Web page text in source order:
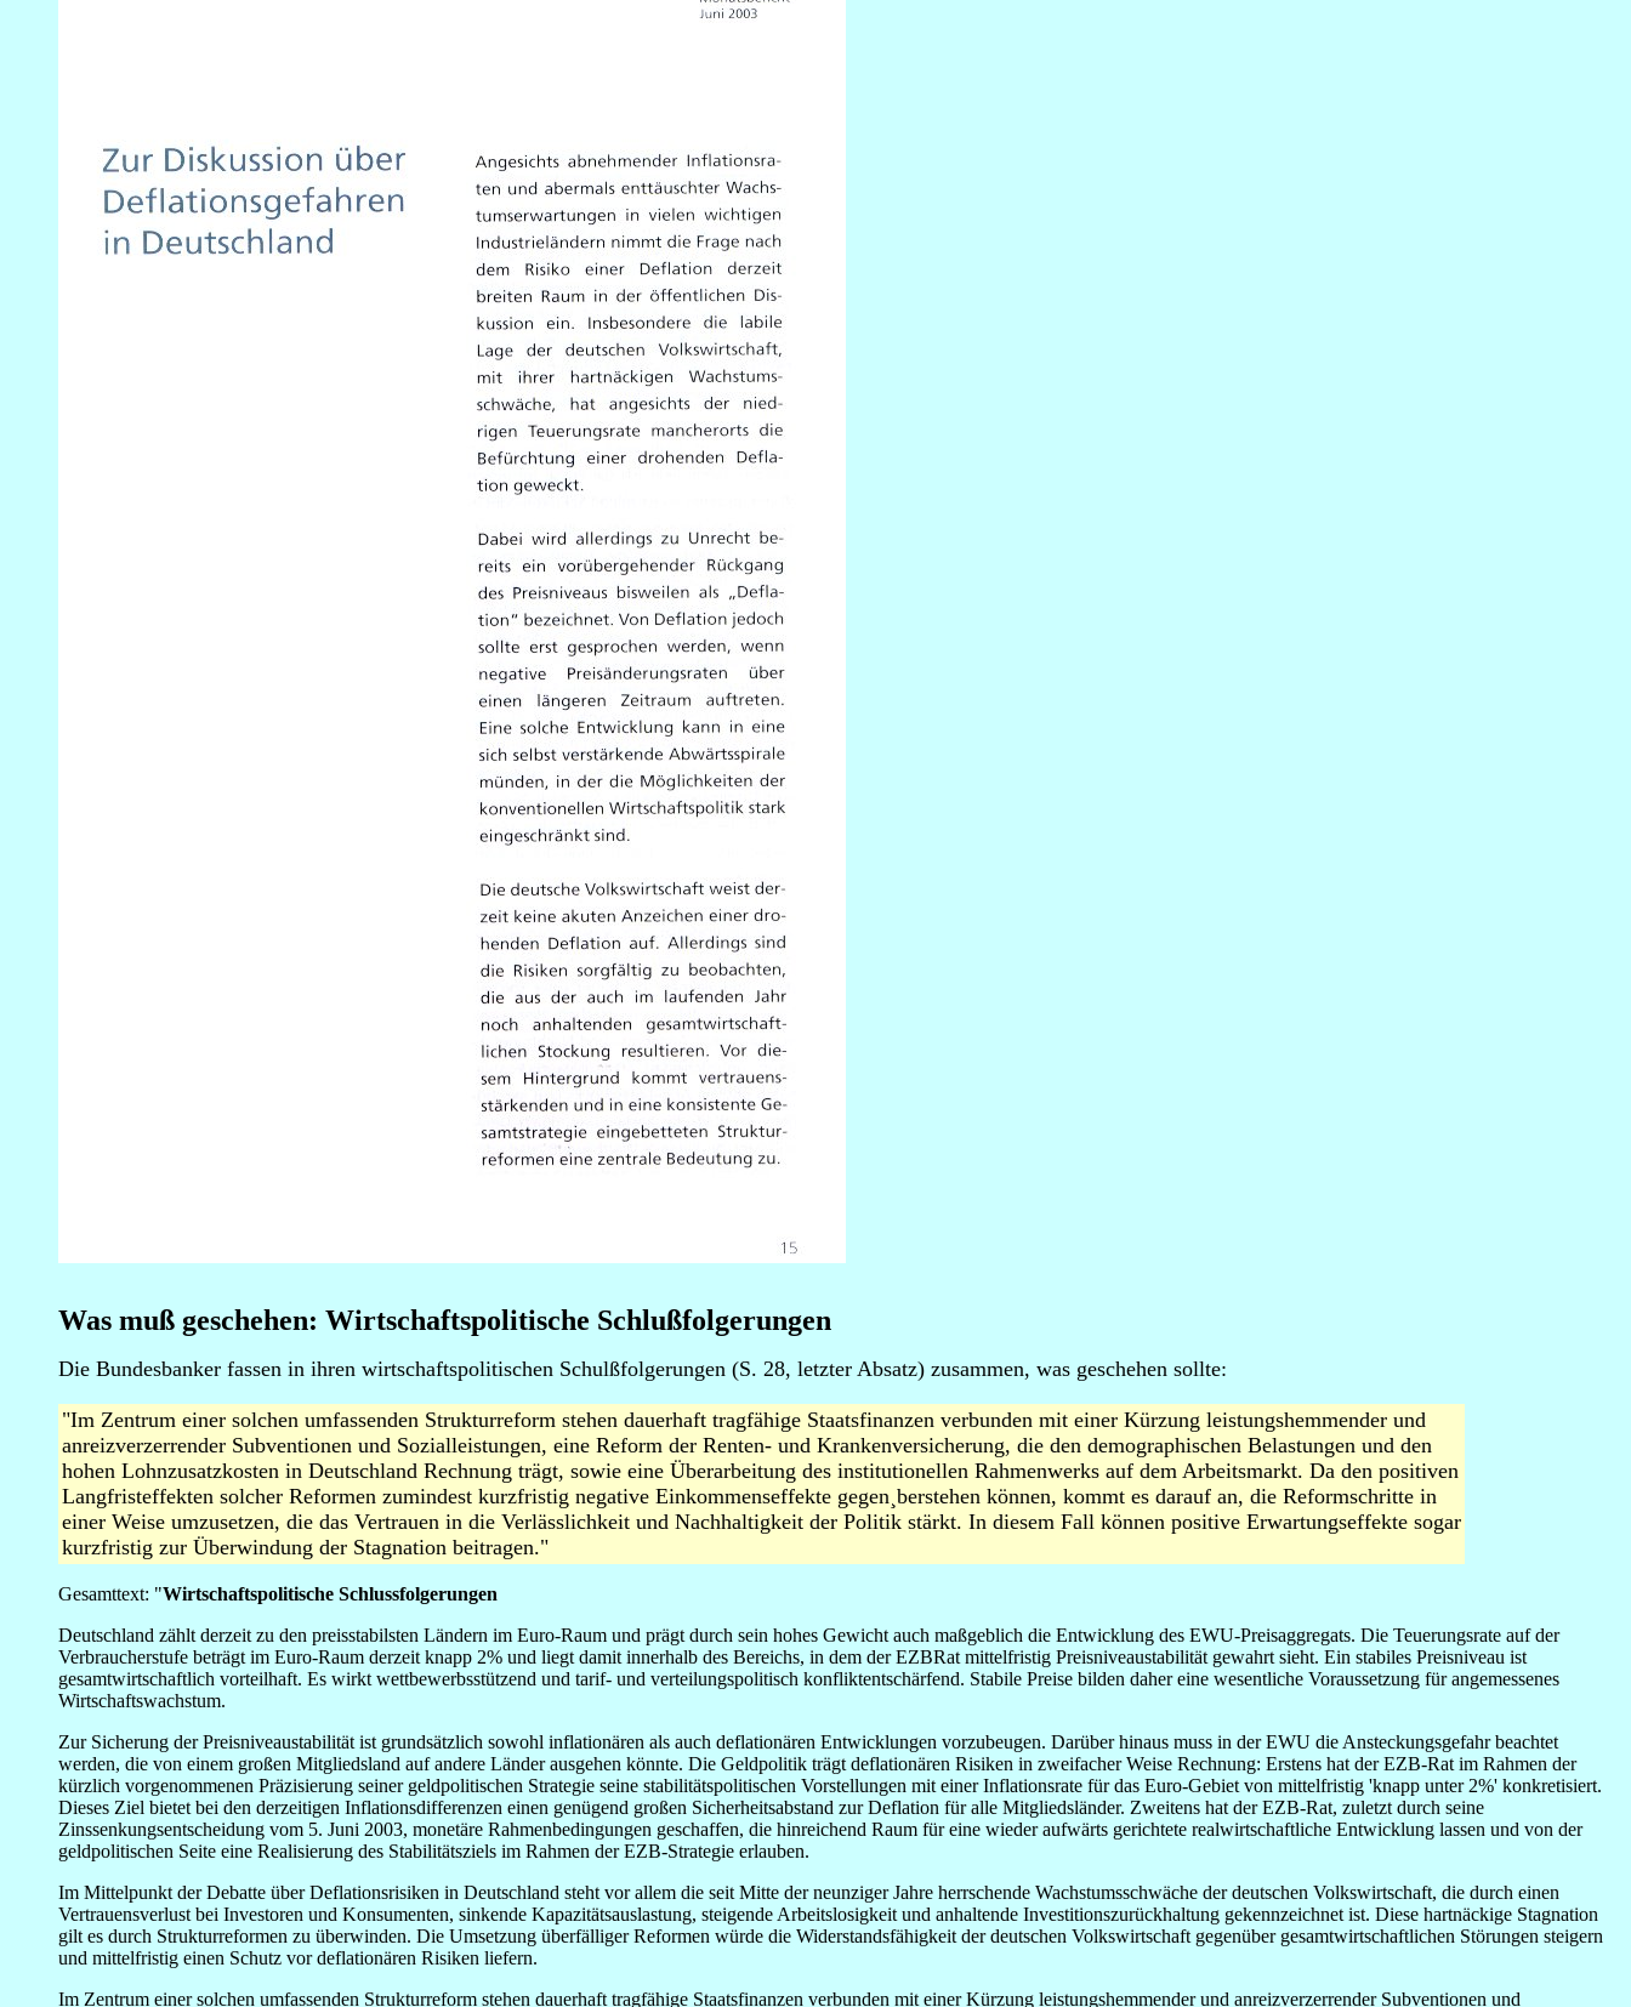
Was muß geschehen: Wirtschaftspolitische Schlußfolgerungen
Die Bundesbanker fassen in ihren wirtschaftspolitischen Schulßfolgerungen (S. 28, letzter Absatz) zusammen, was geschehen sollte:
"Im Zentrum einer solchen umfassenden Strukturreform stehen dauerhaft tragfähige Staatsfinanzen verbunden mit einer Kürzung leistungshemmender und
anreizverzerrender Subventionen und Sozialleistungen, eine Reform der Renten- und Krankenversicherung, die den demographischen Belastungen und den
hohen Lohnzusatzkosten in Deutschland Rechnung trägt, sowie eine Überarbeitung des institutionellen Rahmenwerks auf dem Arbeitsmarkt. Da den positiven
Langfristeffekten solcher Reformen zumindest kurzfristig negative Einkommenseffekte gegen¸berstehen können, kommt es darauf an, die Reformschritte in
einer Weise umzusetzen, die das Vertrauen in die Verlässlichkeit und Nachhaltigkeit der Politik stärkt. In diesem Fall können positive Erwartungseffekte sogar
kurzfristig zur Überwindung der Stagnation beitragen."
Gesamttext: "Wirtschaftspolitische Schlussfolgerungen
Deutschland zählt derzeit zu den preisstabilsten Ländern im Euro-Raum und prägt durch sein hohes Gewicht auch maßgeblich die Entwicklung des EWU-Preisaggregats. Die Teuerungsrate auf der
Verbraucherstufe beträgt im Euro-Raum derzeit knapp 2% und liegt damit innerhalb des Bereichs, in dem der EZBRat mittelfristig Preisniveaustabilität gewahrt sieht. Ein stabiles Preisniveau ist
gesamtwirtschaftlich vorteilhaft. Es wirkt wettbewerbsstützend und tarif- und verteilungspolitisch konfliktentschärfend. Stabile Preise bilden daher eine wesentliche Voraussetzung für angemessenes
Wirtschaftswachstum.
Zur Sicherung der Preisniveaustabilität ist grundsätzlich sowohl inflationären als auch deflationären Entwicklungen vorzubeugen. Darüber hinaus muss in der EWU die Ansteckungsgefahr beachtet
werden, die von einem großen Mitgliedsland auf andere Länder ausgehen könnte. Die Geldpolitik trägt deflationären Risiken in zweifacher Weise Rechnung: Erstens hat der EZB-Rat im Rahmen der
kürzlich vorgenommenen Präzisierung seiner geldpolitischen Strategie seine stabilitätspolitischen Vorstellungen mit einer Inflationsrate für das Euro-Gebiet von mittelfristig 'knapp unter 2%' konkretisiert.
Dieses Ziel bietet bei den derzeitigen Inflationsdifferenzen einen genügend großen Sicherheitsabstand zur Deflation für alle Mitgliedsländer. Zweitens hat der EZB-Rat, zuletzt durch seine
Zinssenkungsentscheidung vom 5. Juni 2003, monetäre Rahmenbedingungen geschaffen, die hinreichend Raum für eine wieder aufwärts gerichtete realwirtschaftliche Entwicklung lassen und von der
geldpolitischen Seite eine Realisierung des Stabilitätsziels im Rahmen der EZB-Strategie erlauben.
Im Mittelpunkt der Debatte über Deflationsrisiken in Deutschland steht vor allem die seit Mitte der neunziger Jahre herrschende Wachstumsschwäche der deutschen Volkswirtschaft, die durch einen
Vertrauensverlust bei Investoren und Konsumenten, sinkende Kapazitätsauslastung, steigende Arbeitslosigkeit und anhaltende Investitionszurückhaltung gekennzeichnet ist. Diese hartnäckige Stagnation
gilt es durch Strukturreformen zu überwinden. Die Umsetzung überfälliger Reformen würde die Widerstandsfähigkeit der deutschen Volkswirtschaft gegenüber gesamtwirtschaftlichen Störungen steigern
und mittelfristig einen Schutz vor deflationären Risiken liefern.
Im Zentrum einer solchen umfassenden Strukturreform stehen dauerhaft tragfähige Staatsfinanzen verbunden mit einer Kürzung leistungshemmender und anreizverzerrender Subventionen und